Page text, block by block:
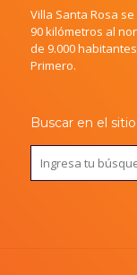
Villa Santa Rosa
90 kilómetros al
de 9.000
Primero.
Buscar en el sitio.